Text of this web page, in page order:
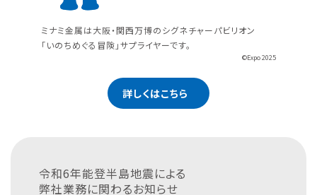
ミナミ金属は大阪・関西万博のシグネチャーパビリオン
「いのちめぐる冒険」サプライヤーです。
©Expo 2025
詳しくはこちら
令和6年能登半島地震による
弊社業務に関わるお知らせ